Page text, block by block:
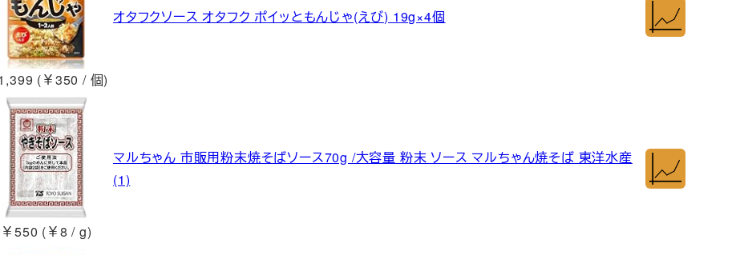
(￥350 / 個)
オタフクソース オタフク ポイッともんじゃ(えび) 19g×4個
￥550 (￥8 / g)
マルちゃん 市販用粉末焼そばソース70g /大容量 粉末 ソース マルちゃん焼そば 東洋水産
(1)